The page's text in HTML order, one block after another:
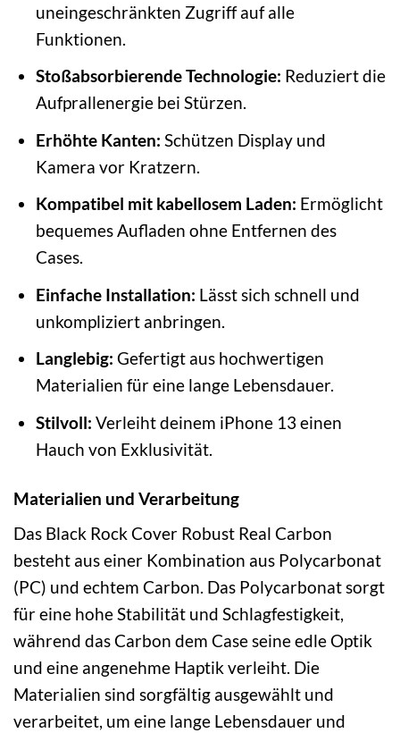
uneingeschränkten Zugriff auf alle
Funktionen.
Stoßabsorbierende Technologie: Reduziert die
Aufprallenergie bei Stürzen.
Erhöhte Kanten: Schützen Display und
Kamera vor Kratzern.
Kompatibel mit kabellosem Laden: Ermöglicht
bequemes Aufladen ohne Entfernen des
Cases.
Einfache Installation: Lässt sich schnell und
unkompliziert anbringen.
Langlebig: Gefertigt aus hochwertigen
Materialien für eine lange Lebensdauer.
Stilvoll: Verleiht deinem iPhone 13 einen
Hauch von Exklusivität.
Materialien und Verarbeitung
Das Black Rock Cover Robust Real Carbon
besteht aus einer Kombination aus Polycarbonat
(PC) und echtem Carbon. Das Polycarbonat sorgt
für eine hohe Stabilität und Schlagfestigkeit,
während das Carbon dem Case seine edle Optik
und eine angenehme Haptik verleiht. Die
Materialien sind sorgfältig ausgewählt und
verarbeitet, um eine lange Lebensdauer und